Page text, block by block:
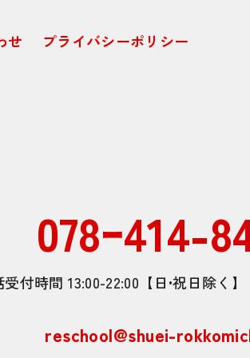
せ プライバシーポリシー
078ｰ414-
付時間 13:00-22:00【日•祝日除く】
reschool@shuei-